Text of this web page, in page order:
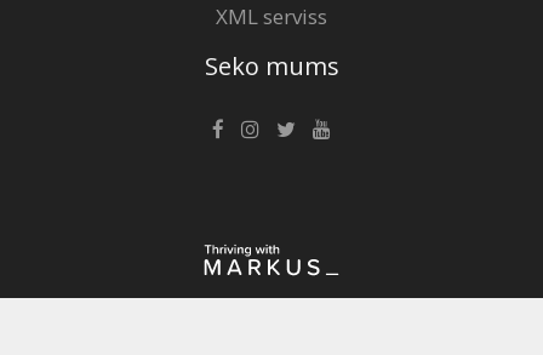
XML serviss
Seko mums